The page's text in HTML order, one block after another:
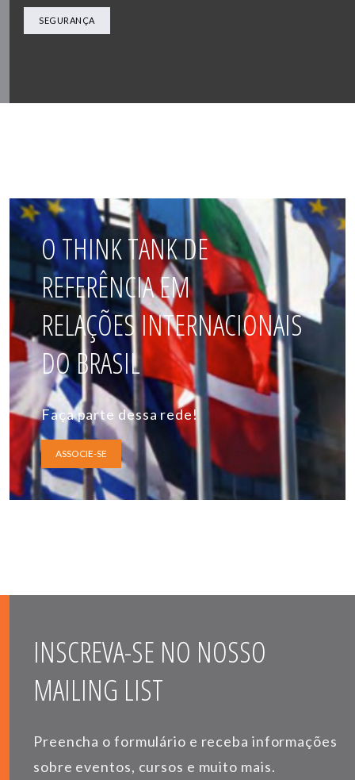
SEGURANÇA
O THINK TANK DE
REFERÊNCIA EM
RELAÇÕES INTERNACIONAIS
DO BRASIL
Faça parte dessa rede!
ASSOCIE-SE
INSCREVA-SE NO NOSSO
MAILING LIST
Preencha o formulário e receba informações
sobre eventos, cursos e muito mais.